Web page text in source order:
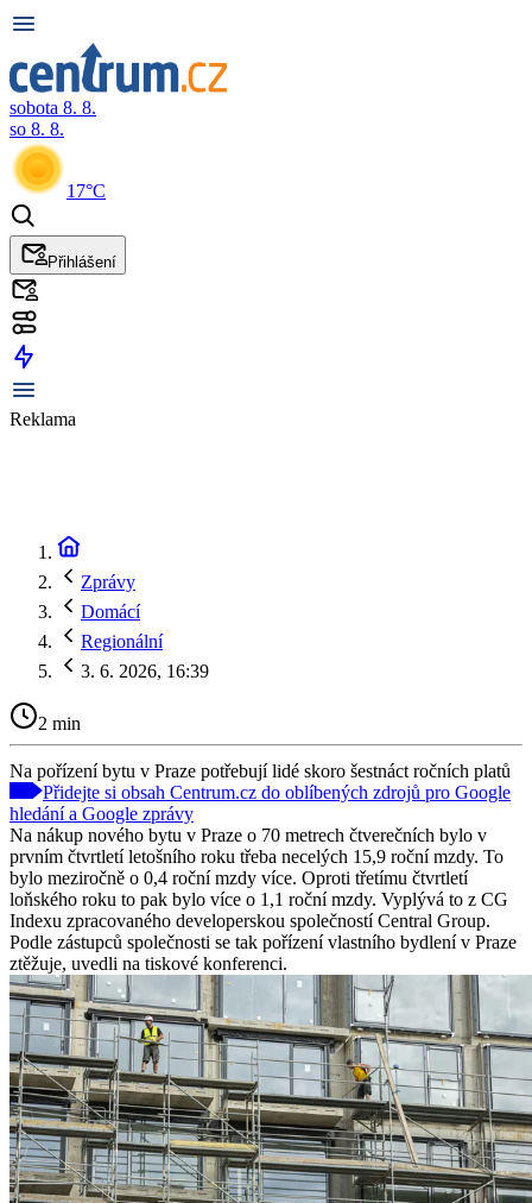
sobota 8. 8.
so 8. 8.
17°C
Přihlášení
Reklama
Zprávy
Domácí
Regionální
3. 6. 2026, 16:39
2 min
Na pořízení bytu v Praze potřebují lidé skoro šestnáct ročních platů
Přidejte si obsah Centrum.cz do oblíbených zdrojů pro Google
hledání a Google zprávy
Na nákup nového bytu v Praze o 70 metrech čtverečních bylo v
prvním čtvrtletí letošního roku třeba necelých 15,9 roční mzdy. To
bylo meziročně o 0,4 roční mzdy více. Oproti třetímu čtvrtletí
loňského roku to pak bylo více o 1,1 roční mzdy. Vyplývá to z CG
Indexu zpracovaného developerskou společností Central Group.
Podle zástupců společnosti se tak pořízení vlastního bydlení v Praze
ztěžuje, uvedli na tiskové konferenci.